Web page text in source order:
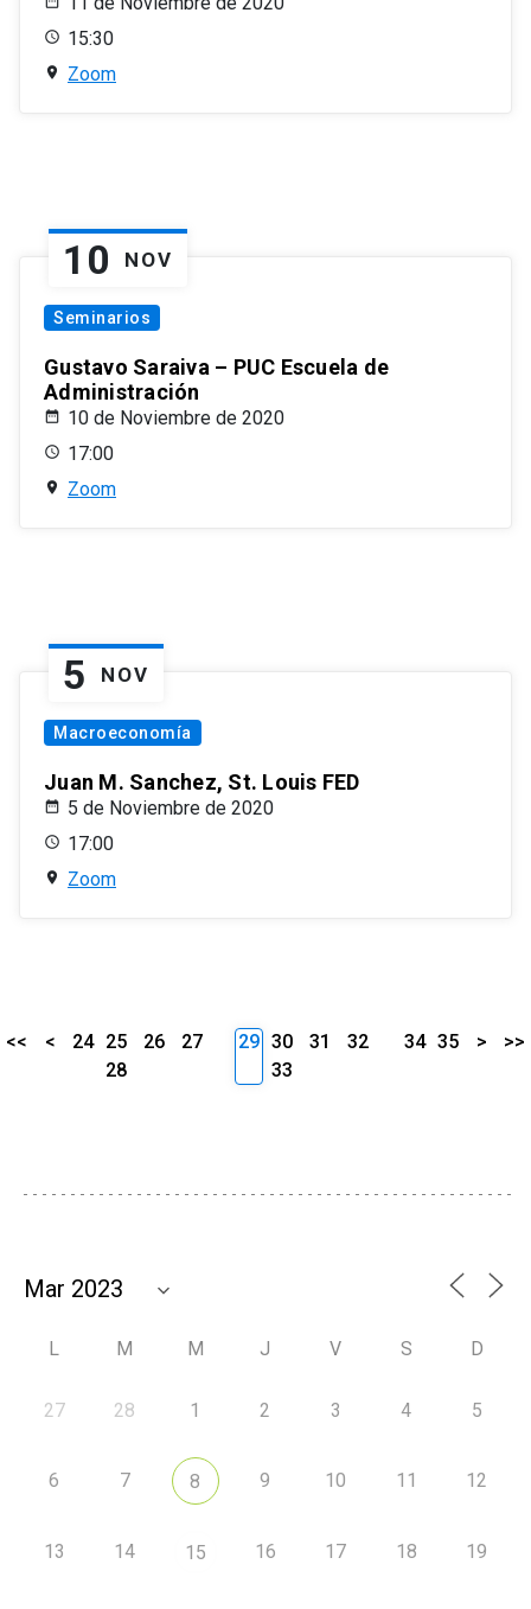
15:30
Zoom
10 NOV
Seminarios
Gustavo Saraiva – PUC Escuela de
Administración
10 de Noviembre de 2020
17:00
Zoom
5 NOV
Macroeconomía
Juan M. Sanchez, St. Louis FED
5 de Noviembre de 2020
17:00
Zoom
<< < 24 25 26
27
28
29 30 31
32
33
34 35 > >>
L M M J V S D
27 28 1 2 3 4 5
6 7 8 9 10 11 12
13 14 15 16 17 18 19